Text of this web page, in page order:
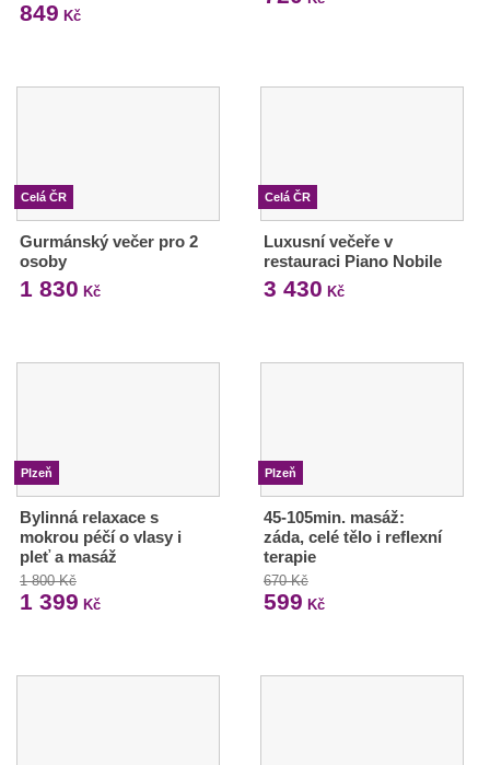
849 Kč
Celá ČR
Gurmánský večer pro 2
osoby
1 830 Kč
Celá ČR
Luxusní večeře v
restauraci Piano Nobile
3 430 Kč
Plzeň
Bylinná relaxace s
mokrou péčí o vlasy i
pleť a masáž
1 800 Kč
1 399 Kč
Plzeň
45-105min. masáž:
záda, celé tělo i reflexní
terapie
670 Kč
599 Kč